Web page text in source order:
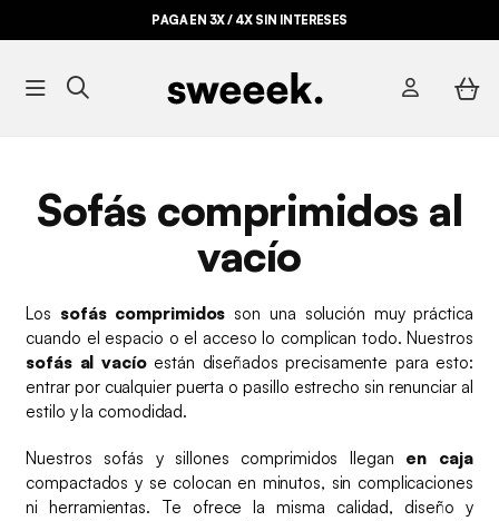
BYE BYE STOCK HASTA -70%*
Sofás comprimidos al
vacío
Los sofás comprimidos son una solución muy práctica
cuando el espacio o el acceso lo complican todo. Nuestros
sofás al vacíoestán diseñados precisamente para esto:
entrar por cualquier puerta o pasillo estrecho sin renunciar al
estilo y la comodidad.
Nuestros sofás y sillones comprimidos llegan en caja
compactados y se colocan en minutos, sin complicaciones
ni herramientas. Te ofrece la misma calidad, diseño y